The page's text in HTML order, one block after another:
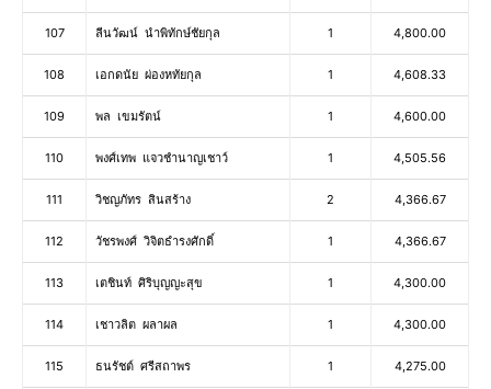
107 ลีนวัฒน์ นำพิทักษ์ชัยกุล 1 4,800.00
108 เอกดนัย ผ่องหทัยกุล 1 4,608.33
109 พล เขมรัตน์ 1 4,600.00
110 พงศ์เทพ แจวชำนาญเชาว์ 1 4,505.56
111 วิชญภัทร สินสร้าง 2 4,366.67
112 วัชรพงศ์ วิจิตธำรงศักดิ์ 1 4,366.67
113 เตชินท์ ศิริบุญญะสุข 1 4,300.00
114 เชาวลิต ผลาผล 1 4,300.00
115 ธนรัชต์ ศรีสถาพร 1 4,275.00